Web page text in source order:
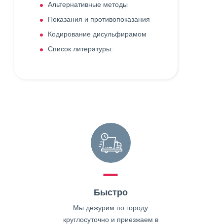
Альтернативные методы
Показания и противопоказания
Кодирование дисульфирамом
Список литературы:
Быстро
Мы дежурим по городу
круглосуточно и приезжаем в